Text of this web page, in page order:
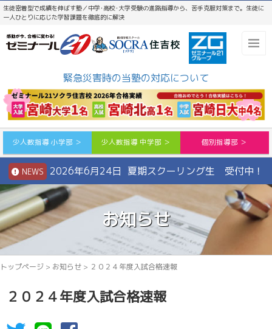
生徒密着型で成績を伸ばす塾／中学･高校･大学受験の進路指導から、苦手克服対策まで。生徒に
一人ひとりに応じた学習課題を徹底的に解決
緊急災害時の当塾の対応について
少人数指導 小学部 ＞ 少人数指導 中学部 ＞ 個別指導部 ＞
NEWS 2026年6月24日 夏期スクーリング生 受付中！
お知らせ
トップページ > お知らせ > ２０２４年度入試合格速報
２０２４年度入試合格速報